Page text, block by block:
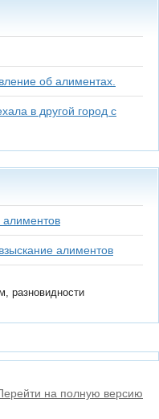
об алиментах.
в другой город с
алиментов
алиментов
разновидности
на полную версию